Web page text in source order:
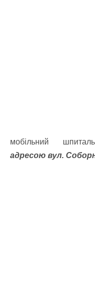
мобільний
адресою вул.